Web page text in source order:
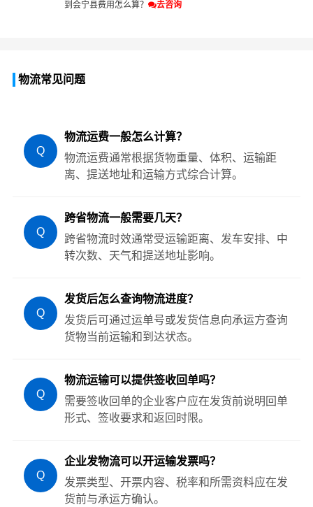
到会宁县费用怎么算？ 去咨询
物流常见问题
Q
物流运费一般怎么计算？
物流运费通常根据货物重量、体积、运输距
离、提送地址和运输方式综合计算。
Q
跨省物流一般需要几天？
跨省物流时效通常受运输距离、发车安排、中
转次数、天气和提送地址影响。
Q
发货后怎么查询物流进度？
发货后可通过运单号或发货信息向承运方查询
货物当前运输和到达状态。
Q
物流运输可以提供签收回单吗？
需要签收回单的企业客户应在发货前说明回单
形式、签收要求和返回时限。
Q
企业发物流可以开运输发票吗？
发票类型、开票内容、税率和所需资料应在发
货前与承运方确认。